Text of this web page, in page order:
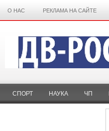
О НАС РЕКЛАМА НА САЙТЕ
СПОРТ НАУКА ЧП